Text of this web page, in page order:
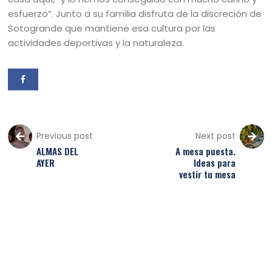
esfuerzo”. Junto a su familia disfruta de la discreción de
Sotogrande que mantiene esa cultura por las
actividades deportivas y la naturaleza.
Previous post
ALMAS DEL
AYER
Next post
A mesa puesta.
Ideas para
vestir tu mesa